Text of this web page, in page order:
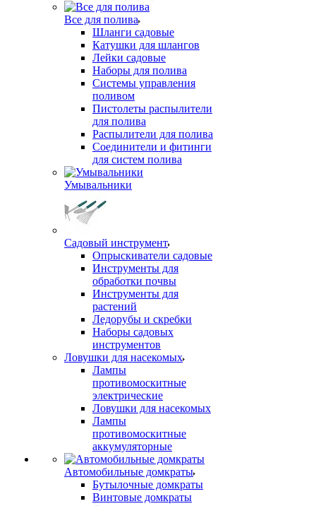
Все для полива
Шланги садовые
Катушки для шлангов
Лейки садовые
Наборы для полива
Системы управления
поливом
Пистолеты распылители
для полива
Распылители для полива
Соединители и фитинги
для систем полива
Умывальники
Садовый инструмент
Опрыскиватели садовые
Инструменты для
обработки почвы
Инструменты для
растений
Ледорубы и скребки
Наборы садовых
инструментов
Ловушки для насекомых
Лампы
противомоскитные
электрические
Ловушки для насекомых
Лампы
противомоскитные
аккумуляторные
Автомобильные домкраты
Бутылочные домкраты
Винтовые домкраты